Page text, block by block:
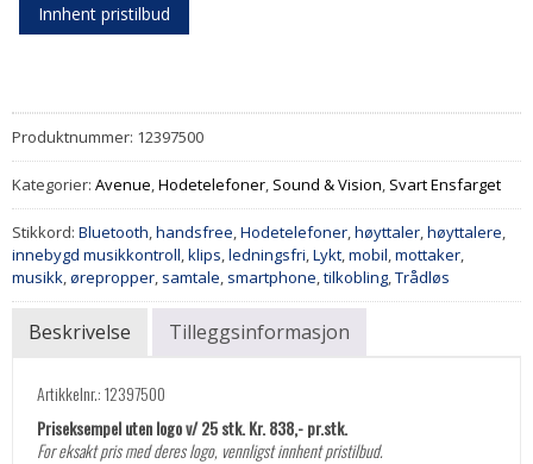
Innhent pristilbud
Produktnummer: 12397500
Kategorier: Avenue,Hodetelefoner, Sound & Vision, Svart Ensfarget
Stikkord: Bluetooth,handsfree,Hodetelefoner,høyttaler,høyttalere,
innebygd musikkontroll,klips,ledningsfri,Lykt,mobil,mottaker,
musikk,ørepropper, samtale, smartphone,tilkobling,Trådløs
Beskrivelse Tilleggsinformasjon
Artikkelnr.: 12397500
Priseksempel uten logo v/ 25 stk. Kr. 838,- pr.stk.
For eksakt pris med deres logo, vennligst innhent pristilbud.